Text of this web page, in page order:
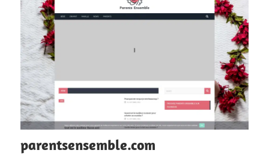
parentsensemble.com